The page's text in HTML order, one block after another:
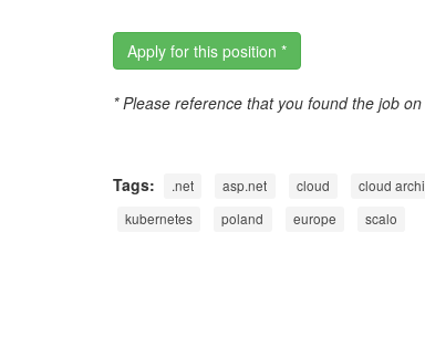
Apply for this position *
* Please reference that you found the job
Tags: .net asp.net cloud cloud
kubernetes
poland europe scalo